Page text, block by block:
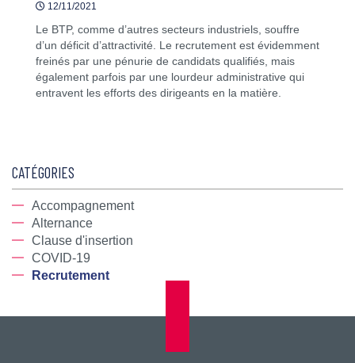
12/11/2021
Le BTP, comme d’autres secteurs industriels, souffre
d’un déficit d’attractivité. Le recrutement est évidemment
freinés par une pénurie de candidats qualifiés, mais
également parfois par une lourdeur administrative qui
entravent les efforts des dirigeants en la matière.
CATÉGORIES
Accompagnement
Alternance
Clause d'insertion
COVID-19
Recrutement